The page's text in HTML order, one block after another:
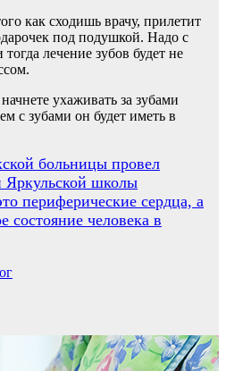
как сходишь врачу, прилетит
под подушкой. Надо с
лечение зубов будет не
ухаживать за зубами
с зубами он будет иметь в
больницы провел
Яркульской школы
периферические сердца, а
состояние человека в